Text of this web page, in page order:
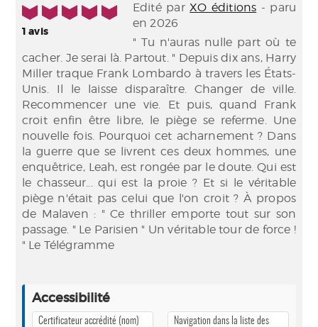
5/5
1avis
Edité parXO éditions - paru
en 2026
" Tu n'auras nulle part où te
cacher. Je serai là. Partout. " Depuis dix ans, Harry
Miller traque Frank Lombardo à travers les États-
Unis. Il le laisse disparaître. Changer de ville.
Recommencer une vie. Et puis, quand Frank
croit enfin être libre, le piège se referme. Une
nouvelle fois. Pourquoi cet acharnement ? Dans
la guerre que se livrent ces deux hommes, une
enquêtrice, Leah, est rongée par le doute. Qui est
le chasseur... qui est la proie ? Et si le véritable
piège n'était pas celui que l'on croit ? À propos
de Malaven : " Ce thriller emporte tout sur son
passage. " Le Parisien " Un véritable tour de force !
" Le Télégramme
Accessibilité
Certificateur accrédité (nom)
Navigation dans la liste des